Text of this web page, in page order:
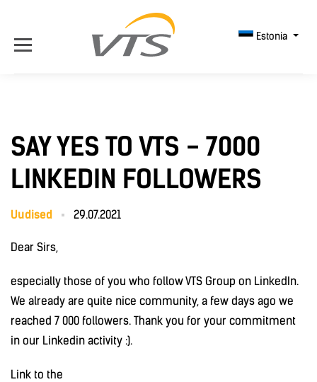
Estonia
SAY YES TO VTS - 7000
LINKEDIN FOLLOWERS
Uudised 29.07.2021
Dear Sirs,
especially those of you who follow VTS Group on LinkedIn.
We already are quite nice community, a few days ago we
reached 7 000 followers. Thank you for your commitment
in our Linkedin activity :).
Link to the